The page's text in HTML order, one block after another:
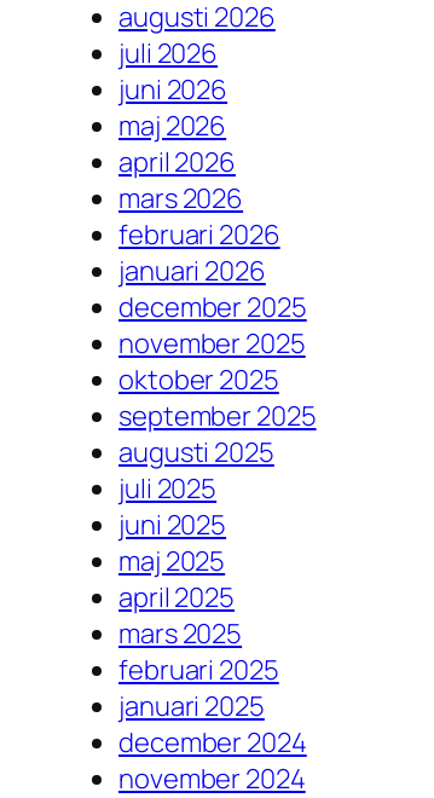
augusti 2026
juli 2026
juni 2026
maj 2026
april 2026
mars 2026
februari 2026
januari 2026
december 2025
november 2025
oktober 2025
september 2025
augusti 2025
juli 2025
juni 2025
maj 2025
april 2025
mars 2025
februari 2025
januari 2025
december 2024
november 2024